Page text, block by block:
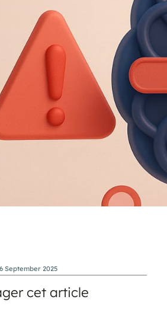
September 2025
cet article